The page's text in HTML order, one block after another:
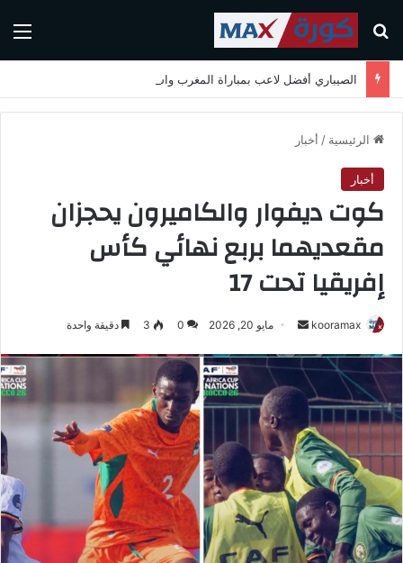
بحث عن
الرئيسية / أخبار
أخبار
كوت ديفوار والكاميرون يحجزان
مقعديهما بربع نهائي كأس
إفريقيا تحت 17
kooramax
س
ل
ر
ي
د
ا
إ
ل
مايو 20, 2026 0
3 دقيقة واحدة